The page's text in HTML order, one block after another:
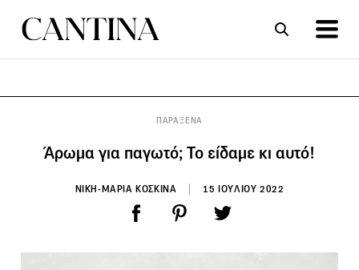
ΠΑΡΑΞΕΝΑ
Άρωμα για παγωτό; Το είδαμε κι αυτό!
ΝΙΚΗ-ΜΑΡΙΑ ΚΟΣΚΙΝΑ 15 ΙΟΥΛΙΟΥ 2022